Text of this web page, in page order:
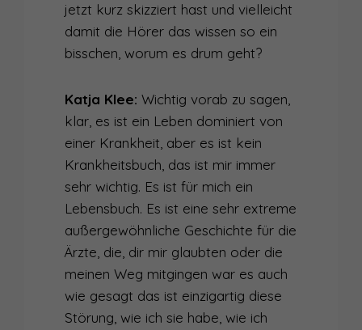
jetzt kurz skizziert hast und vielleicht
damit die Hörer das wissen so ein
bisschen, worum es drum geht?
Katja Klee: Wichtig vorab zu sagen,
klar, es ist ein Leben dominiert von
einer Krankheit, aber es ist kein
Krankheitsbuch, das ist mir immer
sehr wichtig. Es ist für mich ein
Lebensbuch. Es ist eine sehr extreme
außergewöhnliche Geschichte für die
Ärzte, die, dir mir glaubten oder die
meinen Weg mitgingen war es auch
wie gesagt das ist einzigartig diese
Störung, wie ich sie habe, wie ich